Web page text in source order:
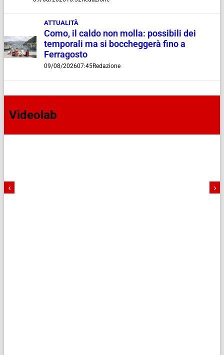
ATTUALITÀ
Como, il caldo non molla: possibili dei
temporali ma si boccheggerà fino a
Ferragosto
09/08/202607:45Redazione
Videolab
‹ ›